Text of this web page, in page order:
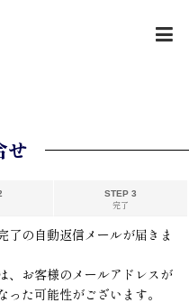
せ
STEP 3
完了
了の自動返信メールが届きま
、お客様のメールアドレスが
た可能性がございます。